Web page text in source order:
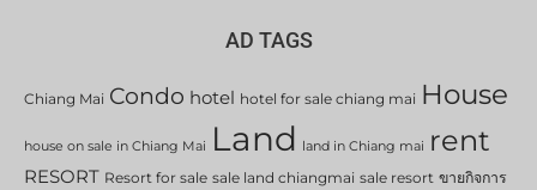
AD TAGS
Chiang Mai Condo hotel hotel for sale chiang mai House
house on sale in Chiang Mai Land land in Chiang mai rent
RESORT Resort for sale sale land chiangmai sale resort ขายกิจการ